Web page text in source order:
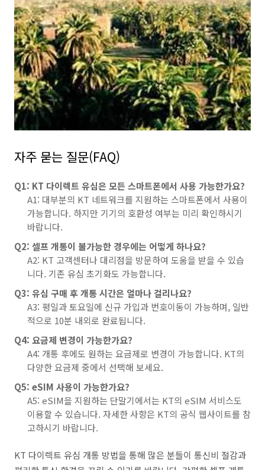
자주 묻는 질문(FAQ)
Q1: KT 다이렉트 유심은 모든 스마트폰에서 사용 가능한가요?
A1: 대부분의 KT 네트워크를 지원하는 스마트폰에서 사용이
가능합니다. 하지만 기기의 호환성 여부는 미리 확인하시기
바랍니다.
Q2: 셀프 개통이 불가능한 경우에는 어떻게 하나요?
A2: KT 고객센터나 대리점을 방문하여 도움을 받을 수 있습
니다. 기존 유심 초기화도 가능합니다.
Q3: 유심 구매 후 개통 시간은 얼마나 걸리나요?
A3: 평일과 토요일에 신규 가입과 번호이동이 가능하며, 일반
적으로 10분 내외로 완료됩니다.
Q4: 요금제 변경이 가능한가요?
A4: 개통 후에도 원하는 요금제로 변경이 가능합니다. KT의
다양한 요금제 중에서 선택해 보세요.
Q5: eSIM 사용이 가능한가요?
A5: eSIM을 지원하는 단말기에서는 KT의 eSIM 서비스도
이용할 수 있습니다. 자세한 사항은 KT의 공식 웹사이트를 참
고하시기 바랍니다.
KT 다이렉트 유심 개통 방법을 통해 많은 분들이 통신비 절감과